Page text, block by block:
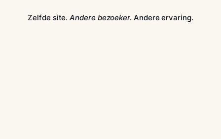
Zelfde site.Andere bezoeker. Andere ervaring.